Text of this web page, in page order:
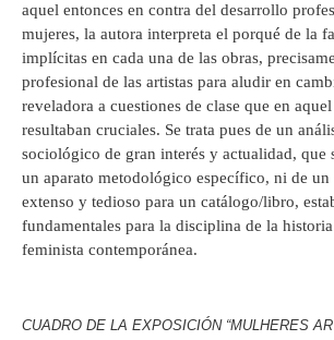
aquel entonces en contra del desarrollo
mujeres, la autora interpreta el porqué de la
implícitas en cada una de las obras,
profesional de las artistas para aludir en
reveladora a cuestiones de clase que en
resultaban cruciales. Se trata pues de un
sociológico de gran interés y actualidad, que
un aparato metodológico específico, ni de
extenso y tedioso para un catálogo/libro,
fundamentales para la disciplina de la
feminista contemporánea.
CUADRO DE LA EXPOSICIÓN “MULHERES